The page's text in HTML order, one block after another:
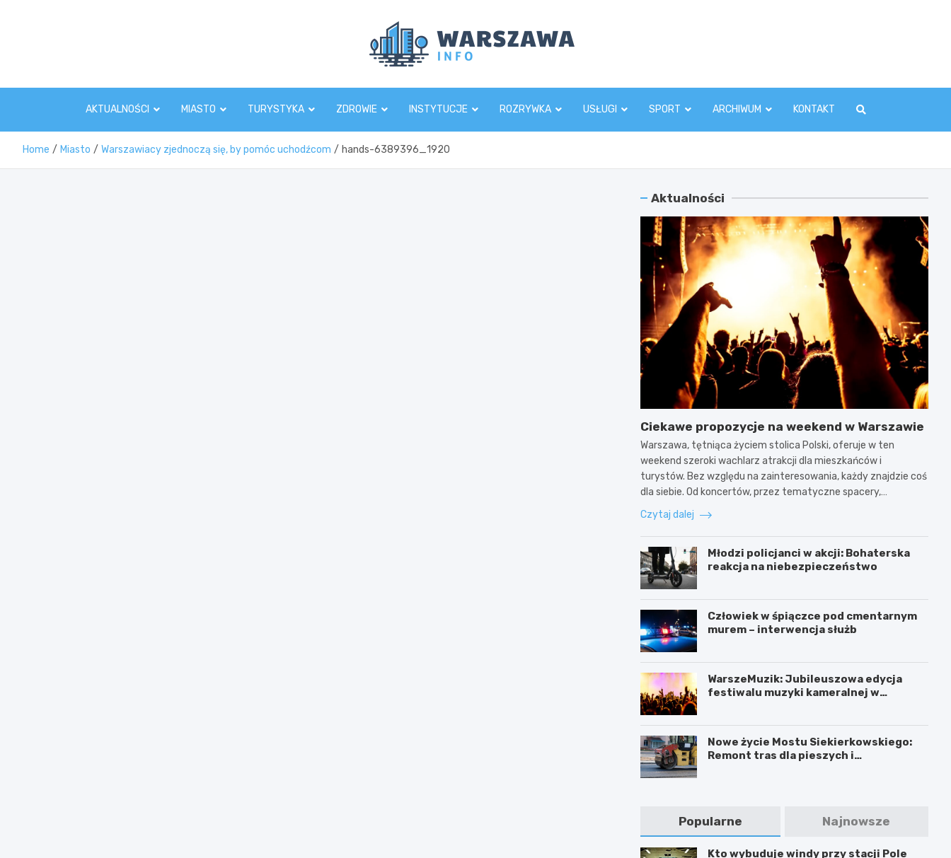
AKTUALNOŚCI MIASTO TURYSTYKA ZDROWIE INSTYTUCJE ROZRYWKA USŁUGI SPORT ARCHIWUM KONTAKT
Home Miasto Warszawiacy zjednoczą się, by pomóc uchodźcom hands-6389396_1920
Aktualności
Ciekawe propozycje na weekend w Warszawie
Warszawa, tętniąca życiem stolica Polski, oferuje w ten
weekend szeroki wachlarz atrakcji dla mieszkańców i
turystów. Bez względu na zainteresowania, każdy znajdzie coś
dla siebie. Od koncertów, przez tematyczne spacery,…
Czytaj dalej
Młodzi policjanci w akcji: Bohaterska
reakcja na niebezpieczeństwo
Człowiek w śpiączce pod cmentarnym
murem – interwencja służb
WarszeMuzik: Jubileuszowa edycja
festiwalu muzyki kameralnej w
Nowe życie Mostu Siekierkowskiego:
Remont tras dla pieszych i
Popularne Najnowsze
Kto wybuduje windy przy stacji Pole